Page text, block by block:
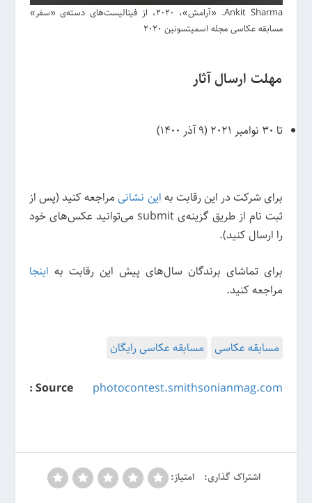
Ankit Sharma. «آرامش»، 2020، از فینالیست‌های دسته‌ی «سفر»
مسابقه عکاسی مجله اسمیتسونین 2020
مهلت ارسال آثار
تا 30 نوامبر 2021 (9 آذر 1400)
برای شرکت در این رقابت به این نشانیمراجعه کنید (پس از
ثبت نام از طریق گزینه‌ی submit می‌توانید عکس‌های خود
را ارسال کنید).
برای تماشای برندگان سال‌های پیش این رقابت به اینجا
مراجعه کنید.
مسابقه عکاسی مسابقه عکاسی رایگان
Source : photocontest.smithsonianmag.com
اشتراک گذاری: امتیاز: